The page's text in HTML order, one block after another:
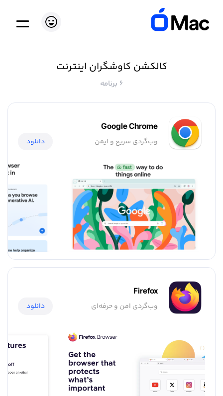
کالکشن کاوشگران اینترنت
6 برنامه
Google Chrome
وب‌گردی سریع و ایمن دانلود
Firefox
وب‌گردی امن و حرفه‌ای دانلود